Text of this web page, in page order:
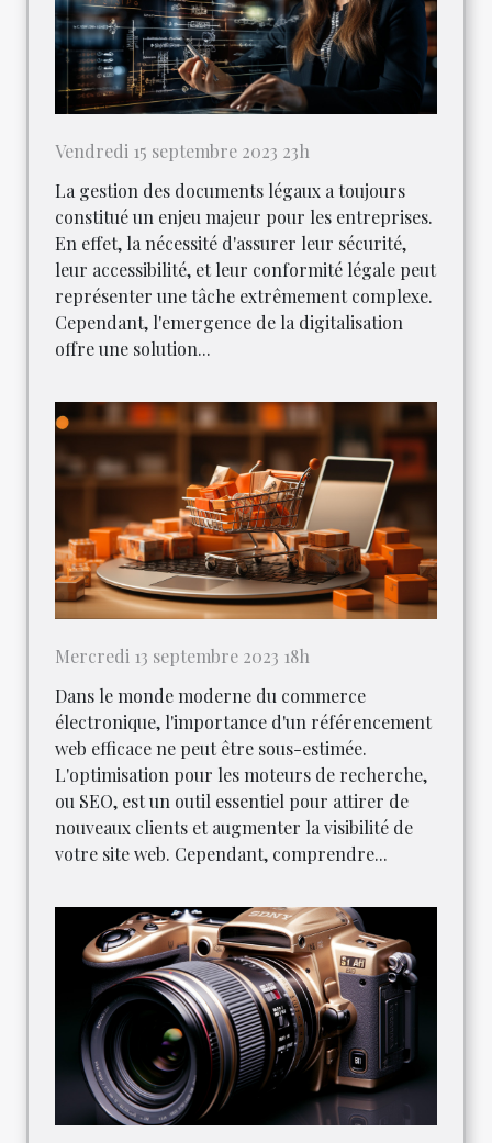
Vendredi 15 septembre 2023 23h
La gestion des documents légaux a toujours
constitué un enjeu majeur pour les entreprises.
En effet, la nécessité d'assurer leur sécurité,
leur accessibilité, et leur conformité légale peut
représenter une tâche extrêmement complexe.
Cependant, l'emergence de la digitalisation
offre une solution...
Mercredi 13 septembre 2023 18h
Dans le monde moderne du commerce
électronique, l'importance d'un référencement
web efficace ne peut être sous-estimée.
L'optimisation pour les moteurs de recherche,
ou SEO, est un outil essentiel pour attirer de
nouveaux clients et augmenter la visibilité de
votre site web. Cependant, comprendre...